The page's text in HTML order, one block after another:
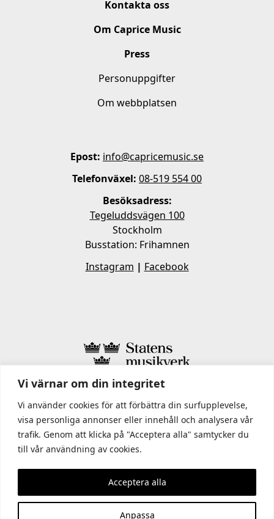
Vi värnar om din integritet
Vi använder cookies för att förbättra din surfupplevelse,
visa personliga annonser eller innehåll och analysera vår
trafik. Genom att klicka på "Acceptera alla" samtycker du
till vår användning av cookies.
Anpassa
Acceptera alla
Kontakta oss
Om Caprice Music
Press
Personuppgifter
Om webbplatsen
Epost: info@capricemusic.se
Telefonväxel: 08-519 554 00
Besöksadress:
Tegeluddsvägen 100
Stockholm
Busstation: Frihamnen
Instagram | Facebook
I STATENS MUSIKVERK INGÅR